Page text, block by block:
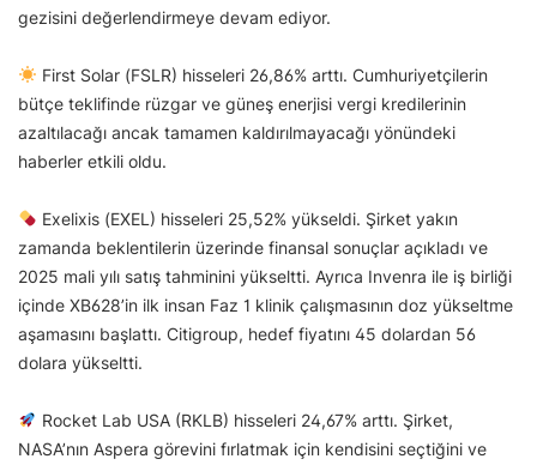
gezisini değerlendirmeye devam ediyor.
First Solar (FSLR) hisseleri 26,86% arttı. Cumhuriyetçilerin
bütçe teklifinde rüzgar ve güneş enerjisi vergi kredilerinin
azaltılacağı ancak tamamen kaldırılmayacağı yönündeki
haberler etkili oldu.
Exelixis (EXEL) hisseleri 25,52% yükseldi. Şirket yakın
zamanda beklentilerin üzerinde finansal sonuçlar açıkladı ve
2025 mali yılı satış tahminini yükseltti. Ayrıca Invenra ile iş birliği
içinde XB628’in ilk insan Faz 1 klinik çalışmasının doz yükseltme
aşamasını başlattı. Citigroup, hedef fiyatını 45 dolardan 56
dolara yükseltti.
Rocket Lab USA (RKLB) hisseleri 24,67% arttı. Şirket,
NASA’nın Aspera görevini fırlatmak için kendisini seçtiğini ve